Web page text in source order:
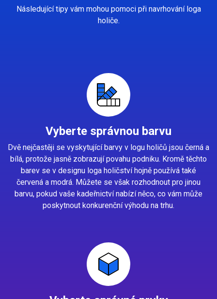
Následující tipy vám mohou pomoci při navrhování loga
holiče.
Vyberte správnou barvu
Dvě nejčastěji se vyskytující barvy v logu holičů jsou černá a
bílá, protože jasně zobrazují povahu podniku. Kromě těchto
barev se v designu loga holičství hojně používá také
červená a modrá. Můžete se však rozhodnout pro jinou
barvu, pokud vaše kadeřnictví nabízí něco, co vám může
poskytnout konkurenční výhodu na trhu.